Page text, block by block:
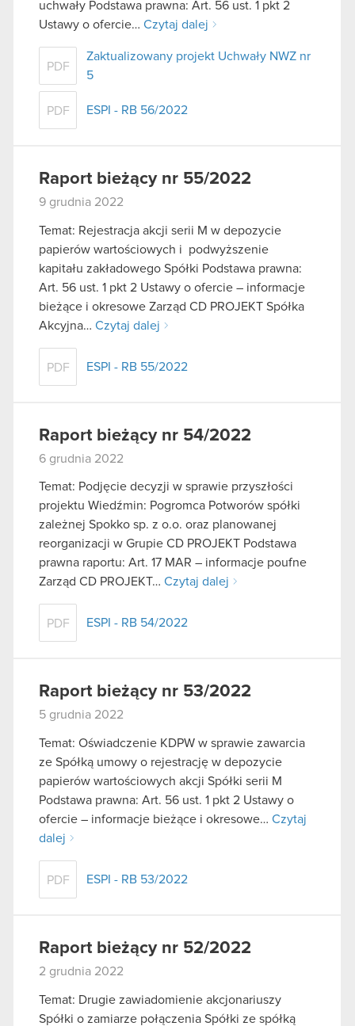
uchwały Podstawa prawna: Art. 56 ust. 1 pkt 2
Ustawy o ofercie… Czytaj dalej
PDF
Zaktualizowany projekt Uchwały NWZ nr
5
PDF ESPI - RB 56/2022
Raport bieżący nr 55/2022
9 grudnia 2022
Temat: Rejestracja akcji serii M w depozycie
papierów wartościowych i podwyższenie
kapitału zakładowego Spółki Podstawa prawna:
Art. 56 ust. 1 pkt 2 Ustawy o ofercie – informacje
bieżące i okresowe Zarząd CD PROJEKT Spółka
Akcyjna… Czytaj dalej
PDF ESPI - RB 55/2022
Raport bieżący nr 54/2022
6 grudnia 2022
Temat: Podjęcie decyzji w sprawie przyszłości
projektu Wiedźmin: Pogromca Potworów spółki
zależnej Spokko sp. z o.o. oraz planowanej
reorganizacji w Grupie CD PROJEKT Podstawa
prawna raportu: Art. 17 MAR – informacje poufne
Zarząd CD PROJEKT… Czytaj dalej
PDF ESPI - RB 54/2022
Raport bieżący nr 53/2022
5 grudnia 2022
Temat: Oświadczenie KDPW w sprawie zawarcia
ze Spółką umowy o rejestrację w depozycie
papierów wartościowych akcji Spółki serii M
Podstawa prawna: Art. 56 ust. 1 pkt 2 Ustawy o
ofercie – informacje bieżące i okresowe… Czytaj
dalej
PDF ESPI - RB 53/2022
Raport bieżący nr 52/2022
2 grudnia 2022
Temat: Drugie zawiadomienie akcjonariuszy
Spółki o zamiarze połączenia Spółki ze spółką